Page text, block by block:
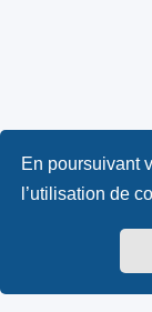
En poursuivant
l’utilisation de